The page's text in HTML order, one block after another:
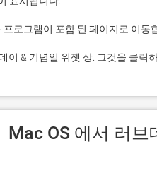
이 & 기념일 위젯 상. 그것을 클릭
Mac OS 에서 러브